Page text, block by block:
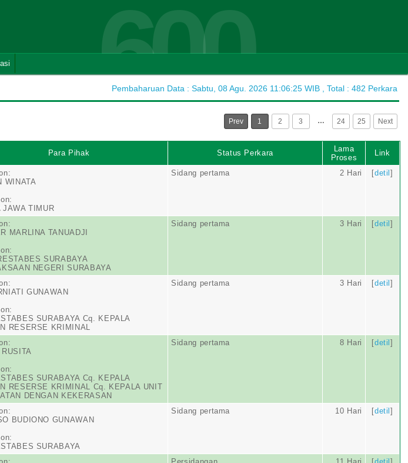
600
Pembaharuan Data : Sabtu, 08 Agu. 2026 11:06:25 WIB , Total : 482 Perkara
Prev 1 2 3 … 24 25 Next
Para Pihak Status Perkara
Lama
Proses
Link
WINATA
JAWA TIMUR
Sidang pertama 2 Hari [detil]
MARLINA TANUADJI
SURABAYA
NEGERI SURABAYA
Sidang pertama 3 Hari [detil]
GUNAWAN
SURABAYA Cq. KEPALA
RESERSE KRIMINAL
Sidang pertama 3 Hari [detil]
SURABAYA Cq. KEPALA
RESERSE KRIMINAL Cq. KEPALA UNIT
DENGAN KEKERASAN
Sidang pertama 8 Hari [detil]
BUDIONO GUNAWAN
SURABAYA
Sidang pertama 10 Hari [detil]